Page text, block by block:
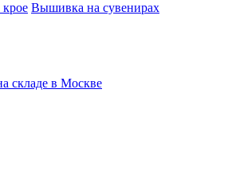
Вышивка на сувенирах
складе в Москве